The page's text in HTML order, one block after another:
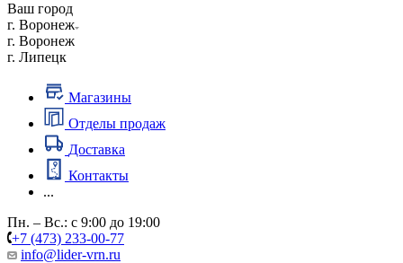
Ваш город
г. Воронеж
г. Воронеж
г. Липецк
Магазины
Отделы продаж
Доставка
Контакты
...
Пн. – Вс.: с 9:00 до 19:00
+7 (473) 233-00-77
info@lider-vrn.ru